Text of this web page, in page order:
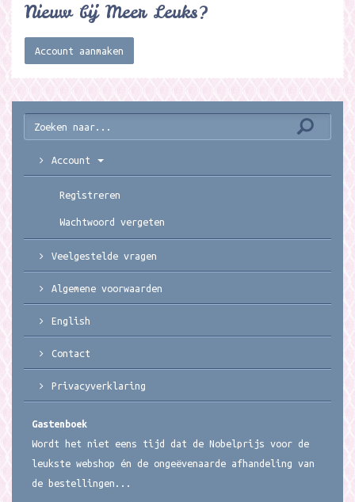
Nieuw bij Meer Leuks?
Account aanmaken
Account
Registreren
Wachtwoord vergeten
Veelgestelde vragen
Algemene voorwaarden
English
Contact
Privacyverklaring
Gastenboek
Wordt het niet eens tijd dat de Nobelprijs voor de
leukste webshop én de ongeëvenaarde afhandeling van
de bestellingen...